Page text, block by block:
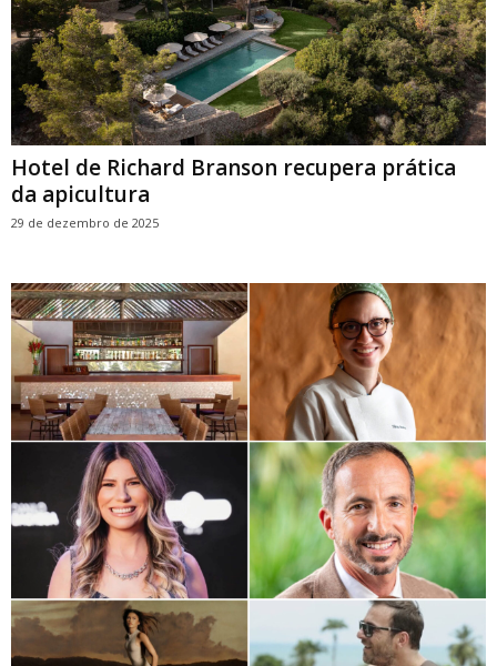
Hotel de Richard Branson recupera prática
da apicultura
29 de dezembro de 2025